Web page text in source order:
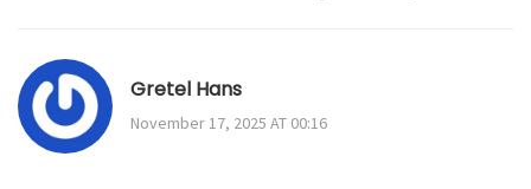
Gretel Hans
November 17, 2025 AT 00:16